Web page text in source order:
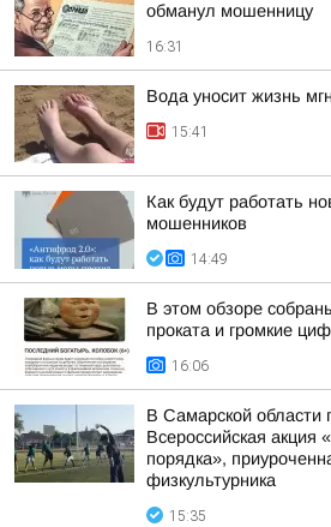
обманул мошенницу
16:31
Вода уносит жизнь
15:41
Как будут работать
мошенников
14:49
В этом обзоре
проката и громкие
16:06
В Самарской области
Всероссийская акция
порядка»,
физкультурника
15:35